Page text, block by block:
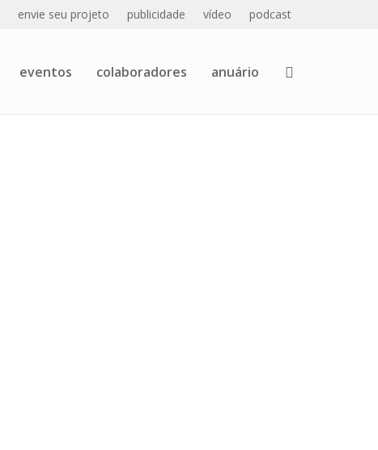
envie seu projeto publicidade vídeo podcast
eventos colaboradores anuário